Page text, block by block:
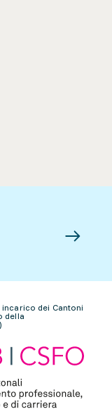
incarico dei Cantoni
della